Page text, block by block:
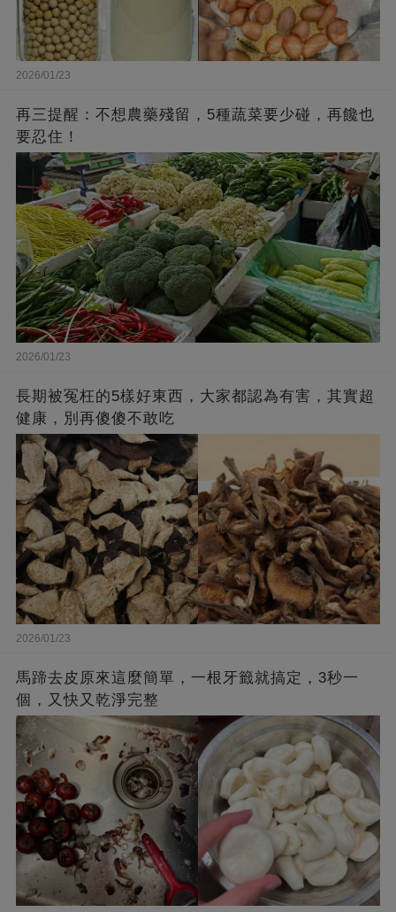
2026/01/23
再三提醒：不想農藥殘留，5種蔬菜要少碰，再饞也
要忍住！
2026/01/23
長期被冤枉的5樣好東西，大家都認為有害，其實超
健康，別再傻傻不敢吃
2026/01/23
馬蹄去皮原來這麼簡單，一根牙籤就搞定，3秒一
個，又快又乾淨完整